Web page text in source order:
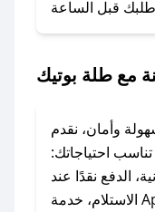
1. انسخ كود الخصم من تطبيق صحصح.
2. الصقه في خانة الدفع عند التسوق من طلة بوتيك.
### ماذا أفعل إذا لم يعمل كود الخصم؟
الإلكتروني،
وقت ممكن.
### ماذا أفعل إذا لم أجد كود خصم لمتجري
مع طلة بوتيك
وأمان، نقدم
احتياجاتك:
الدفع نقدًا عند
الاستلام، خدمة Apple Pay، بالإضافة إلى إمكانية